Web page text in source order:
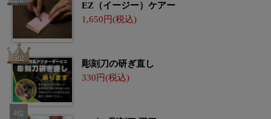
EZ（イージー）ケアー
1,650
彫刻刀の研ぎ直し
330